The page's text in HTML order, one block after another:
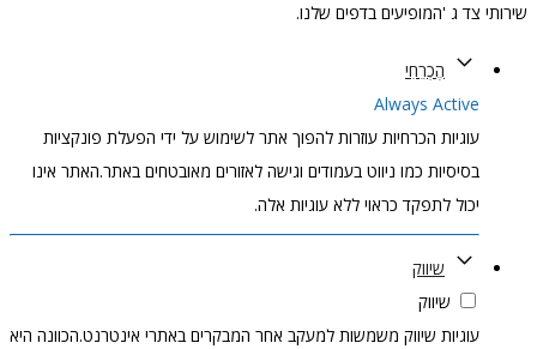
ג 'המופיעים בדפים שלנו.
הֶכְרֵחִי
Always
הכרחיות עוזרות להפוך אתר לשימוש על ידי הפעלת פונקציות
כמו ניווט בעמודים וגישה לאזורים מאובטחים באתר.האתר אינו
לתפקד כראוי ללא עוגיות אלה.
שיווק
שיווק משמשות למעקב אחר המבקרים באתרי אינטרנט.הכוונה היא